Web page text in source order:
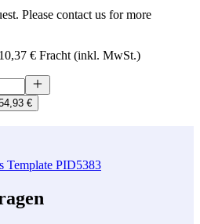
Please contact us for more
10,37 € Fracht (inkl. MwSt.)
€
Template PID5383